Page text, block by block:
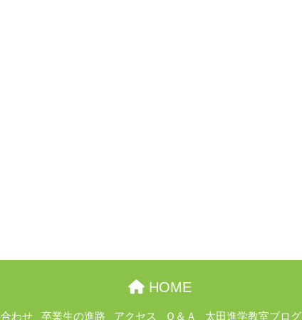
HOME
わせ 卒業生の進路 アクセス Ｑ＆Ａ 太田進学教室ブログ